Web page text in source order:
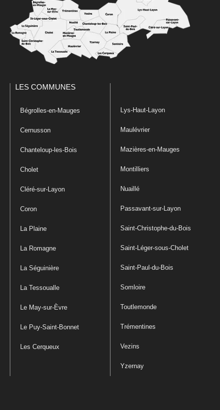
LES COMMUNES
Bégrolles-en-Mauges
Cernusson
Chanteloup-les-Bois
Cholet
Cléré-sur-Layon
Coron
La Plaine
La Romagne
La Séguinière
La Tessoualle
Le May-sur-Èvre
Le Puy-Saint-Bonnet
Les Cerqueux
Lys-Haut-Layon
Maulévrier
Mazières-en-Mauges
Montilliers
Nuaillé
Passavant-sur-Layon
Saint-Christophe-du-Bois
Saint-Léger-sous-Cholet
Saint-Paul-du-Bois
Somloire
Toutlemonde
Trémentines
Vezins
Yzernay